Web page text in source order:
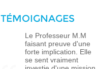
TÉMOIGNAGES
Le Professeur M.M
faisant preuve d'une
forte implication. Elle
se sent vraiment